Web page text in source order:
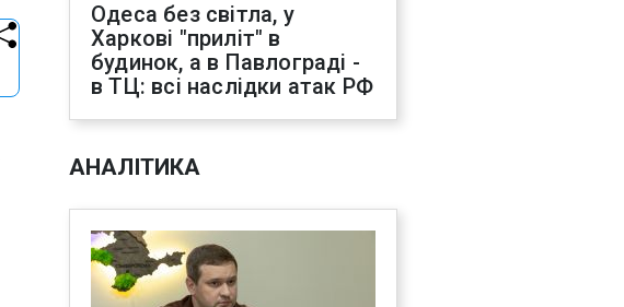
Одеса без світла, у
Харкові "приліт" в
будинок, а в Павлограді -
в ТЦ: всі наслідки атак РФ
АНАЛІТИКА